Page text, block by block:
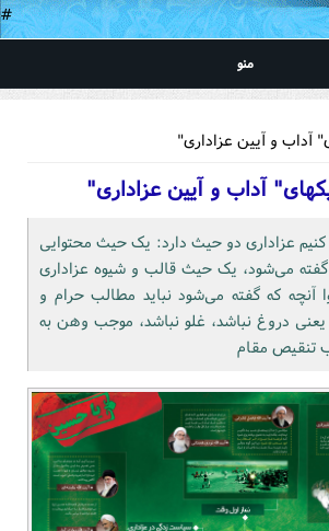
#
منو
آداب و آیین عزاداری"
آداب و آیین عزاداری"
عزاداری دو حیث دارد: یک حیث محتوایی
می‌شود، یک حیث قالب و شیوه عزاداری
آنچه که گفته می‌شود نباید مطالب حرام و
دروغ نباشد، غلو نباشد، موجب وهن به
تنقیص مقام